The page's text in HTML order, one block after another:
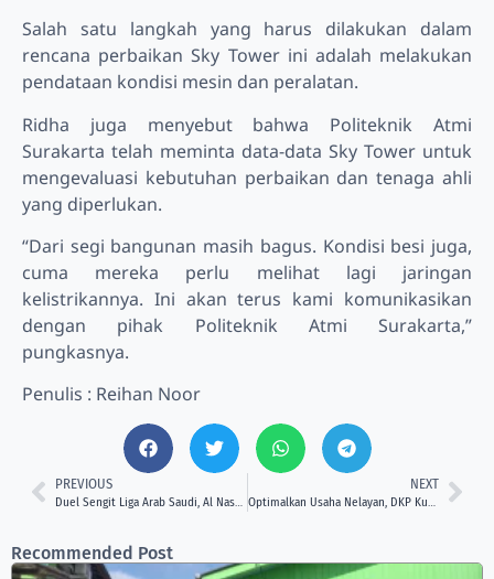
Salah satu langkah yang harus dilakukan dalam
rencana perbaikan Sky Tower ini adalah melakukan
pendataan kondisi mesin dan peralatan.
Ridha juga menyebut bahwa Politeknik Atmi
Surakarta telah meminta data-data Sky Tower untuk
mengevaluasi kebutuhan perbaikan dan tenaga ahli
yang diperlukan.
“Dari segi bangunan masih bagus. Kondisi besi juga,
cuma mereka perlu melihat lagi jaringan
kelistrikannya. Ini akan terus kami komunikasikan
dengan pihak Politeknik Atmi Surakarta,”
pungkasnya.
Penulis : Reihan Noor
PREVIOUS
Duel Sengit Liga Arab Saudi, Al Nassr Unggul Tipis dari Al Ahli
NEXT
Optimalkan Usaha Nelayan, DKP Kukar Serahkan Bantuan Kepada 169 Kelompok
Recommended Post